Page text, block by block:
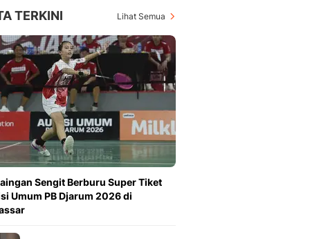
TERKINI Lihat Semua
Sengit Berburu Super Tiket
Umum PB Djarum 2026 di